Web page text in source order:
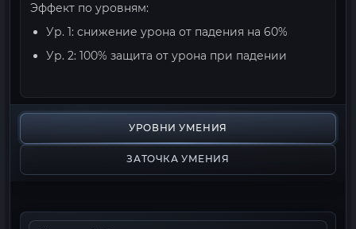
Эффект по уровням:
Ур. 1: снижение урона от падения на 60%
Ур. 2: 100% защита от урона при падении
УРОВНИ УМЕНИЯ
ЗАТОЧКА УМЕНИЯ